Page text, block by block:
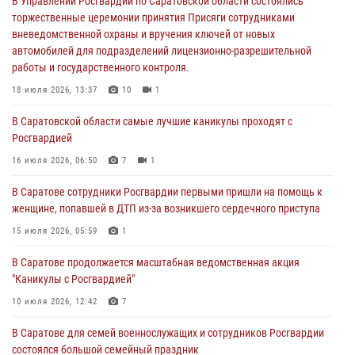
Росгвардией
16 июля 2026, 06:50 7 1
В Саратове сотрудники Росгвардии первыми пришли на помощь к
женщине, попавшей в ДТП из-за возникшего сердечного приступа
В Саратове продолжается масштабная ведомственная акция
"Каникулы с Росгвардией"
В Саратовской области при содействии спецназа Росгвардии
задержан подозреваемый в незаконном обороте наркотиков
В Саратове для семей военнослужащих и сотрудников Росгвардии
состоялся большой семейный праздник
торжественные церемонии принятия Присяги сотрудниками
вневедомственной охраны и вручения ключей от новых
автомобилей для подразделений лицензионно-разрешительной
работы и государственного контроля.
18 июля 2026, 13:37 10 1
В Саратовской области самые лучшие каникулы проходят с
Росгвардией
16 июля 2026, 06:50 7 1
В Саратове сотрудники Росгвардии первыми пришли на помощь к
женщине, попавшей в ДТП из-за возникшего сердечного приступа
15 июля 2026, 05:59 1
В Саратове продолжается масштабная ведомственная акция
"Каникулы с Росгвардией"
10 июля 2026, 12:42 7
В Саратове для семей военнослужащих и сотрудников Росгвардии
состоялся большой семейный праздник